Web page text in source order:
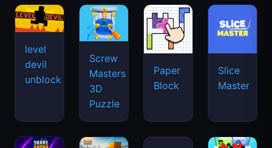
level
devil
unblock
Screw
Masters
3D
Puzzle
Paper
Block
Slice
Master